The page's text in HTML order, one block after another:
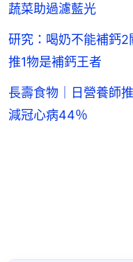
蔬菜助過濾藍光
研究：喝奶不能補鈣
推1物是補鈣王者
長壽食物｜日營養師
減冠心病44％